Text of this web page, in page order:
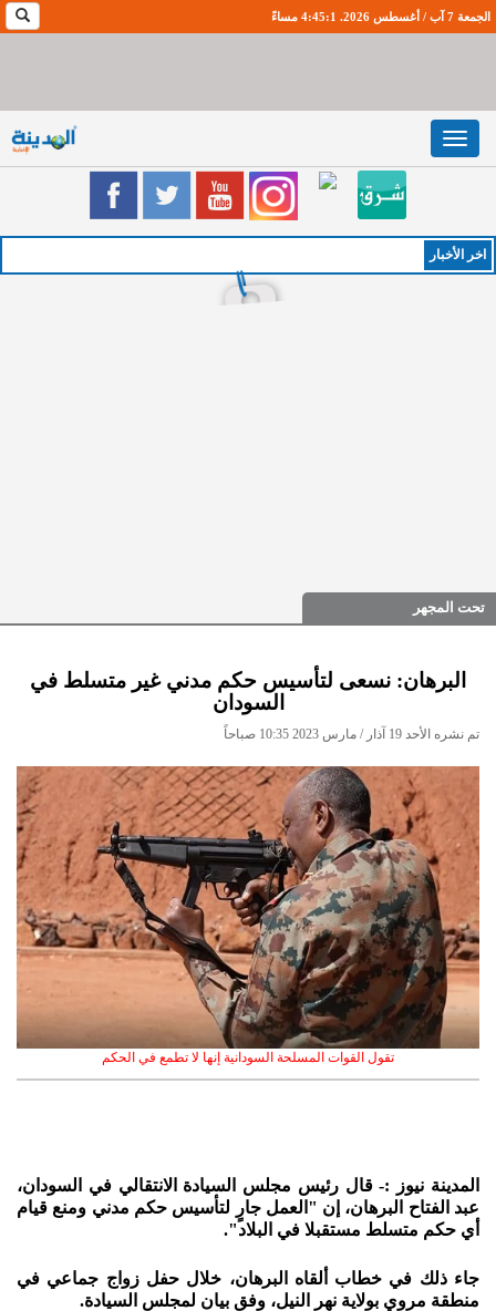
الجمعة 7 آب / أغسطس 2026. 4:45:1 مساءً
Toggle
navigation
اخر اﻷخبار
تحت المجهر
البرهان: نسعى لتأسيس حكم مدني غير متسلط في
السودان
تم نشره الأحد 19 آذار / مارس 2023 10:35 صباحاً
تقول القوات المسلحة السودانية إنها لا تطمع في الحكم
المدينة نيوز :- قال رئيس مجلس السيادة الانتقالي في السودان،
عبد الفتاح البرهان، إن "العمل جارٍ لتأسيس حكم مدني ومنع قيام
أي حكم متسلط مستقبلا في البلاد".
جاء ذلك في خطاب ألقاه البرهان، خلال حفل زواج جماعي في
منطقة مروي بولاية نهر النيل، وفق بيان لمجلس السيادة.